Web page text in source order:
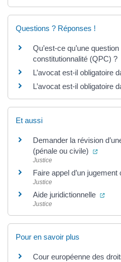
Questions ? Réponses !
Qu’est-ce qu’une
constitutionnalité (QPC) ?
L’avocat est-il obligatoire
L’avocat est-il obligatoire
Et aussi
Demander la révision
(pénale ou civile)
Justice
Faire appel d’un jugement
Justice
Aide juridictionnelle
Justice
Pour en savoir plus
Cour européenne des